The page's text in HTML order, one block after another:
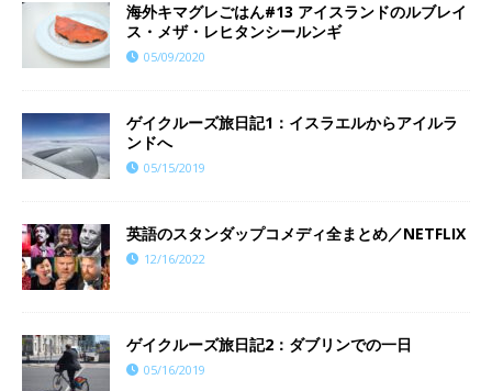
海外キマグレごはん#13 アイスランドのルブレイ
ス・メザ・レヒタンシールンギ
05/09/2020
ゲイクルーズ旅日記1：イスラエルからアイルラ
ンドへ
05/15/2019
英語のスタンダップコメディ全まとめ／NETFLIX
12/16/2022
ゲイクルーズ旅日記2：ダブリンでの一日
05/16/2019